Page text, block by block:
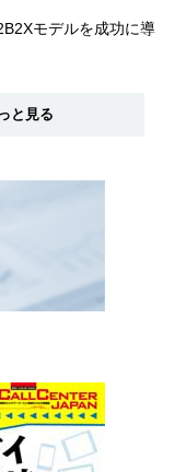
モデルを成功に導
と見る